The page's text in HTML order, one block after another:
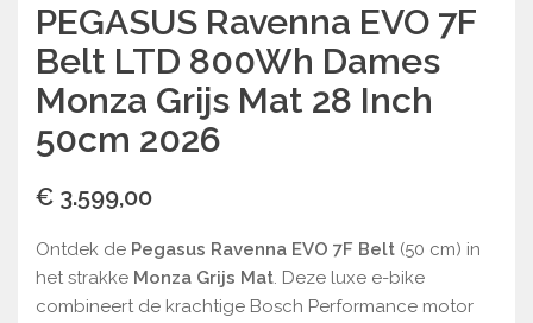
PEGASUS Ravenna EVO 7F
Belt LTD 800Wh Dames
Monza Grijs Mat 28 Inch
50cm 2026
€ 3.599,00
Ontdek de Pegasus Ravenna EVO 7F Belt (50 cm) in
het strakke Monza Grijs Mat. Deze luxe e-bike
combineert de krachtige Bosch Performance motor